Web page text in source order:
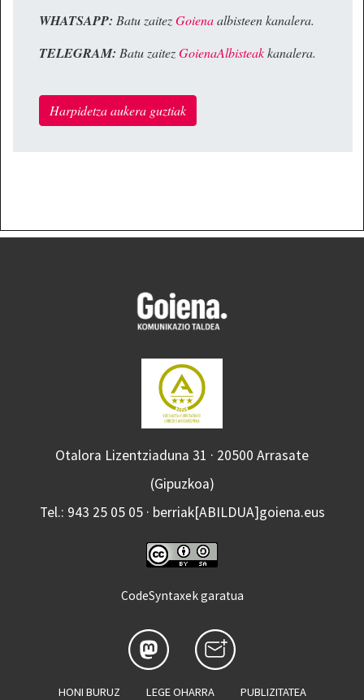
WHATSAPP: Batu zaitezGoienaalbisteen kanalera.
TELEGRAM: Batu zaitezGoienaAlbisteakkanalera.
Harpidetza aukera guztiak
Otalora Lizentziaduna 31 · 20500 Arrasate
(Gipuzkoa)
Tel.: 943 25 05 05 · berriak[ABILDUA]goiena.eus
CodeSyntaxek garatua
HONI BURUZ LEGE OHARRA PUBLIZITATEA